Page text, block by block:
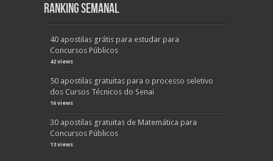
Ranking Semanal
40 apostilas grátis para estudar para
Concursos Públicos
42 views
50 apostilas gratuitas para o processo seletivo
dos Cursos Técnicos do Senai
16 views
30 apostilas gratuitas de Matemática para
Concursos Públicos
13 views